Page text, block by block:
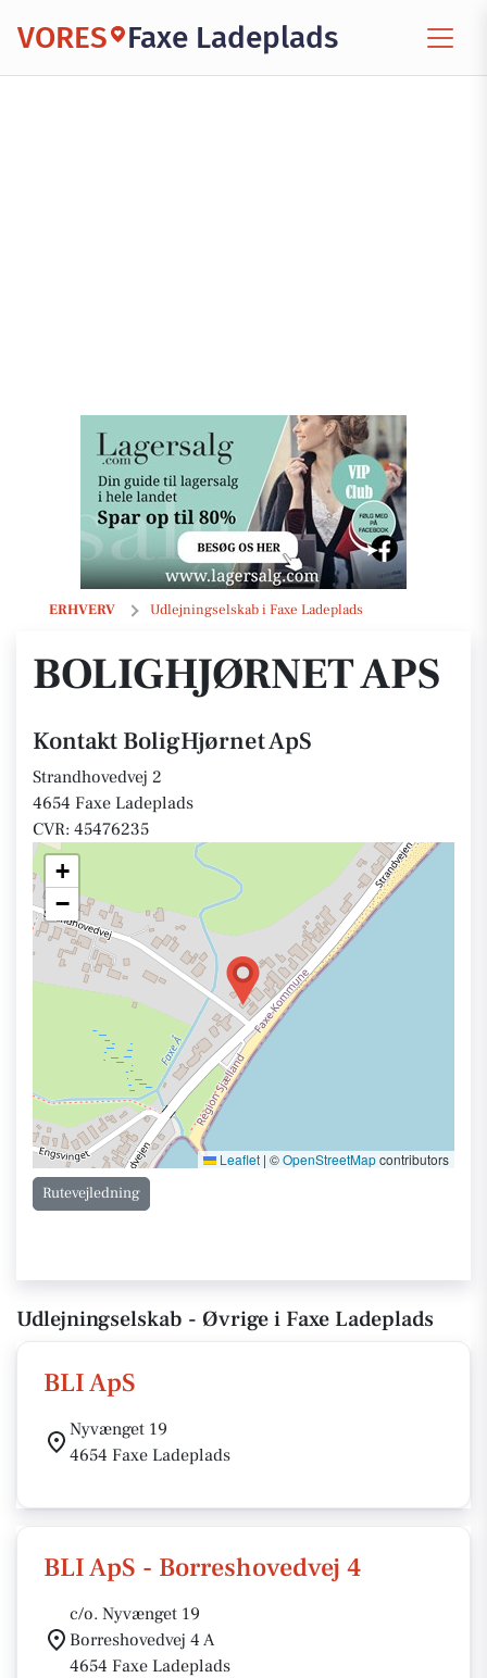
VORES Faxe Ladeplads
ERHVERV Udlejningselskab i Faxe Ladeplads
BoligHjørnet ApS
BOLIGHJØRNET APS
Kontakt BoligHjørnet ApS
Strandhovedvej 2
4654 Faxe Ladeplads
CVR: 45476235
+
−
Leaflet | ©OpenStreetMapcontributors
Rutevejledning
Udlejningselskab - Øvrige i Faxe Ladeplads
BLI ApS
Nyvænget 19
4654 Faxe Ladeplads
BLI ApS - Borreshovedvej 4
c/o. Nyvænget 19
Borreshovedvej 4 A
4654 Faxe Ladeplads